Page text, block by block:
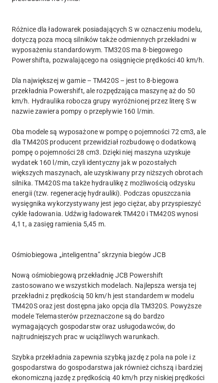
Różnice dla ładowarek posiadających S w oznaczeniu modelu,
dotyczą poza mocą silników także odmiennych przekładni w
wyposażeniu standardowym. TM320S ma 8-biegowego
Powershifta, pozwalającego na osiągnięcie prędkości 40 km/h.
Dla największej w gamie – TM420S – jest to 8-biegowa
przekładnia Powershift, ale rozpędzająca maszynę aż do 50
km/h. Hydraulika robocza grupy wyróżnionej przez literę S w
nazwie zawiera pompy o przepływie 160 l/min.
Oba modele są wyposażone w pompę o pojemności 72 cm3, ale
dla TM420S producent przewidział rozbudowę o dodatkową
pompę o pojemności 28 cm3. Dzięki niej maszyna uzyskuje
wydatek 160 l/min, czyli identyczny jak w pozostałych
większych maszynach, ale uzyskiwany przy niższych obrotach
silnika. TM420S ma także hydraulikę z możliwością odzysku
energii (tzw. regenerację hydrauliki). Podczas opuszczania
wysięgnika wykorzystywany jest jego ciężar, aby przyspieszyć
cykle ładowania. Udźwig ładowarek TM420 i TM420S wynosi
4,1 t, a zasięg ramienia 5,45 m.
Ośmiobiegowa „inteligentna” skrzynia biegów JCB
Nową ośmiobiegową przekładnię JCB Powershift
zastosowano we wszystkich modelach. Najlepsza wersja tej
przekładni z prędkością 50 km/h jest standardem w modelu
TM420S oraz jest dostępna jako opcja dla TM320S. Powyższe
modele Telemasterów przeznaczone są do bardzo
wymagających gospodarstw oraz usługodawców, do
najtrudniejszych prac w uciążliwych warunkach.
Szybka przekładnia zapewnia szybką jazdę z pola na pole i z
gospodarstwa do gospodarstwa jak również cichszą i bardziej
ekonomiczną jazdę z prędkością 40 km/h przy niskiej prędkości